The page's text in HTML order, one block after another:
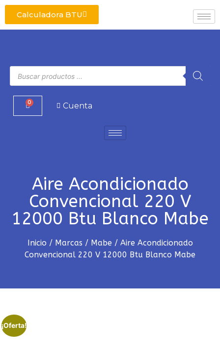
Calculadora BTU
0 Cuenta
Aire Acondicionado
Convencional 220 V
12000 Btu Blanco Mabe
Inicio / Marcas / Mabe / Aire Acondicionado
Convencional 220 V 12000 Btu Blanco Mabe
¡Oferta!